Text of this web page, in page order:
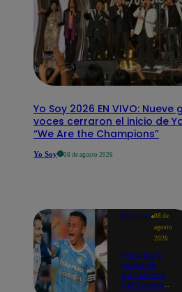
Yo Soy 2026 EN VIVO: Nueve
voces cerraron el inicio de
“We Are the Champions”
Yo Soy 08 de agosto 2026
Deportes 08 de
agosto
2026
Partidos y
tabla de
posiciones
del Torneo